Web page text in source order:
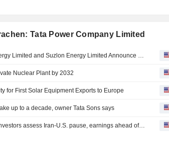
Tata Power Company Limited
Tata Power Renewable Energy Limited and Suzlon Energy Limited Announce 800 Mw Renewable Energy Project in Andhra Pradesh with INR 57,500 Million Investment
Nuclear Plant by 2032
for First Solar Equipment Exports to Europe
up to a decade, owner Tata Sons says
Indian shares seen flat as investors assess Iran-U.S. pause, earnings ahead of Fed